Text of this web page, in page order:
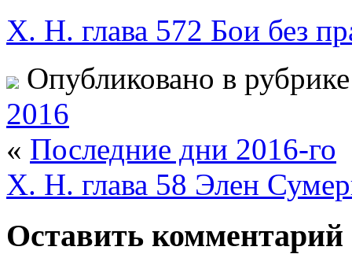
Х. Н. глава 572 Бои без
Опубликовано в
2016
« Последние дни 2016-го
Х. Н. глава 58 Элен
Оставить комментарий